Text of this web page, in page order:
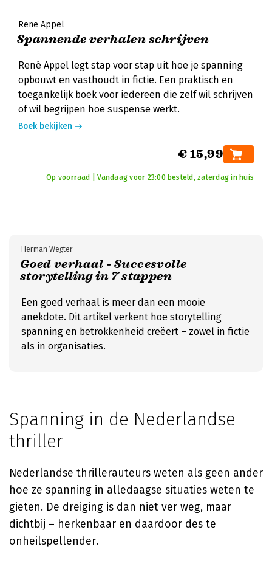
Rene Appel
Spannende verhalen schrijven
René Appel legt stap voor stap uit hoe je spanning
opbouwt en vasthoudt in fictie. Een praktisch en
toegankelijk boek voor iedereen die zelf wil schrijven
of wil begrijpen hoe suspense werkt.
Boek bekijken
€ 15,99
Op voorraad | Vandaag voor 23:00 besteld, zaterdag in huis
Goed verhaal - Succesvolle
storytelling in 7 stappen
Herman Wegter
Een goed verhaal is meer dan een mooie
anekdote. Dit artikel verkent hoe storytelling
spanning en betrokkenheid creëert – zowel in fictie
als in organisaties.
Spanning in de Nederlandse
thriller
Nederlandse thrillerauteurs weten als geen ander
hoe ze spanning in alledaagse situaties weten te
gieten. De dreiging is dan niet ver weg, maar
dichtbij – herkenbaar en daardoor des te
onheilspellender.